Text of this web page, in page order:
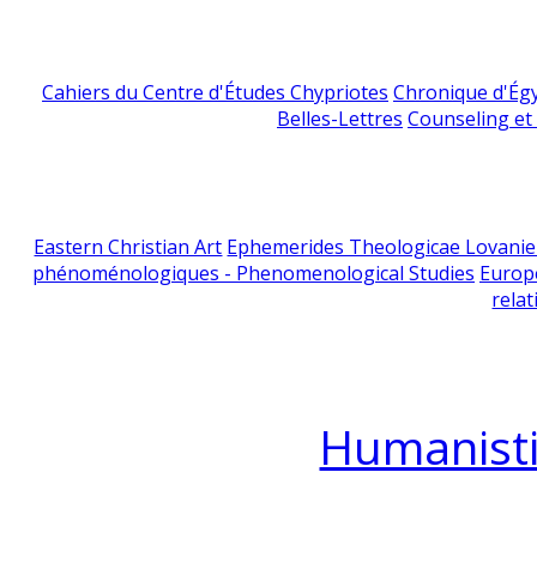
Cahiers du Centre d'Études Chypriotes Chronique
Belles-Lettres Counseling
Eastern Christian Art Ephemerides Theologicae
phénoménologiques - Phenomenological Studies